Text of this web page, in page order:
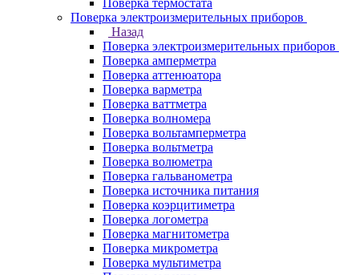
Поверка термостата
Поверка электроизмерительных приборов
Назад
Поверка электроизмерительных приборов
Поверка амперметра
Поверка аттенюатора
Поверка варметра
Поверка ваттметра
Поверка волномера
Поверка вольтамперметра
Поверка вольтметра
Поверка волюметра
Поверка гальванометра
Поверка источника питания
Поверка коэрцитиметра
Поверка логометра
Поверка магнитометра
Поверка микрометра
Поверка мультиметра